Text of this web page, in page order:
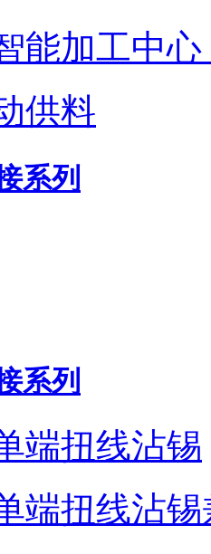
能加工中
供料
系列
系列
端扭线沾锡
端扭线沾